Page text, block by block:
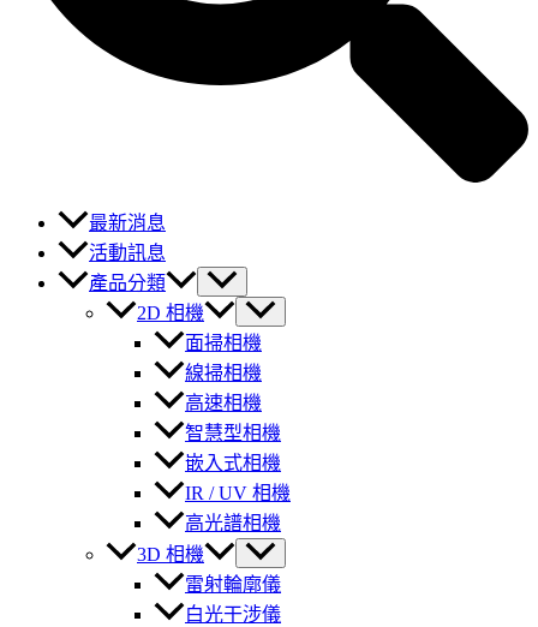
最新消息
活動訊息
產品分類
2D 相機
面掃相機
線掃相機
高速相機
智慧型相機
嵌入式相機
IR / UV 相機
高光譜相機
3D 相機
雷射輪廓儀
白光干涉儀